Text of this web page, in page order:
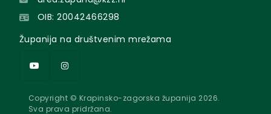
OIB: 20042466298
Županija na društvenim mrežama
Copyright © Krapinsko-zagorska županija 2026.
Sva prava pridržana.